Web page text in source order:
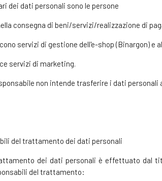
dei dati personali sono le persone
consegna di beni/servizi/realizzazione di
servizi di gestione dell'e-shop (Binargon) e
servizi di marketing.
non intende trasferire i dati
del trattamento dei dati personali
dei dati personali è effettuato dal
del trattamento: